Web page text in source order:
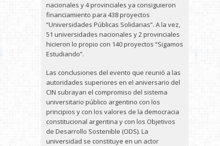
nacionales y 4 provinciales ya consiguieron
financiamiento para 438 proyectos
“Universidades Públicas Solidarias”. A la vez,
51 universidades nacionales y 2 provinciales
hicieron lo propio con 140 proyectos “Sigamos
Estudiando”.
Las conclusiones del evento que reunió a las
autoridades superiores en el aniversario del
CIN subrayan el compromiso del sistema
universitario público argentino con los
principios y con los valores de la democracia
constitucional argentina y con los Objetivos
de Desarrollo Sostenible (ODS). La
universidad se constituye en un actor